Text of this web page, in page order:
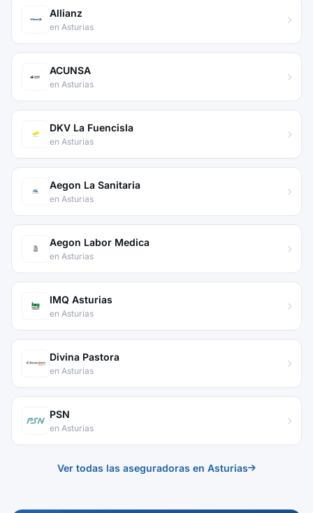
Allianz
en Asturias
ACUNSA
en Asturias
DKV La Fuencisla
en Asturias
Aegon La Sanitaria
en Asturias
Aegon Labor Medica
en Asturias
IMQ Asturias
en Asturias
Divina Pastora
en Asturias
PSN
en Asturias
Ver todas las aseguradoras en Asturias